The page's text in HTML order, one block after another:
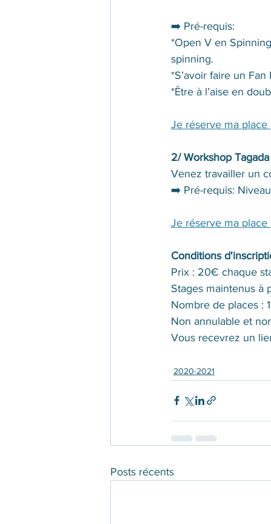
➡️ Pré-requis:
*Open V en
spinning.
*S’avoir faire un Fan
*Être à l’aise en
Je réserve ma place
2/ Workshop
Venez travailler un
➡️ Pré-requis:
Je réserve ma place
Conditions
Prix : 20€ chaque
Stages maintenus à
Nombre de places :
Non annulable et
Vous recevrez un
2020-2021
Posts récents